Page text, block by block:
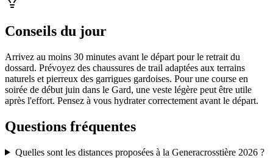
Conseils du jour
Arrivez au moins 30 minutes avant le départ pour le retrait du
dossard. Prévoyez des chaussures de trail adaptées aux terrains
naturels et pierreux des garrigues gardoises. Pour une course en
soirée de début juin dans le Gard, une veste légère peut être utile
après l'effort. Pensez à vous hydrater correctement avant le départ.
Questions fréquentes
Quelles sont les distances proposées à la Generacrosstière 2026 ?